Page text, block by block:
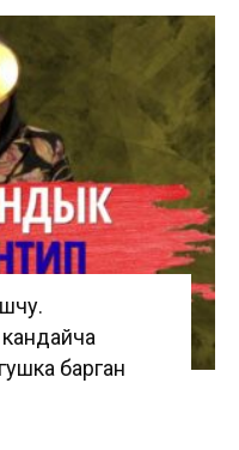
барган